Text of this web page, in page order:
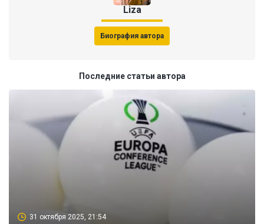
Liza
Биография автора
Последние статьи автора
31 октября 2025, 21:54